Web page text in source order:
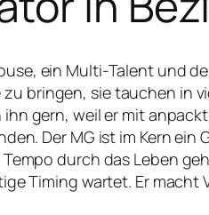
ein Multi-Talent und
bringen, sie tauchen in
gern, weil er mit
Der MG ist im Kern ein
durch das Leben
Timing wartet. Er macht